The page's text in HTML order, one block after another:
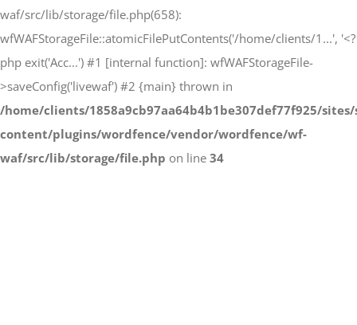
waf/src/lib/storage/file.php(658):
wfWAFStorageFile::atomicFilePutContents('/home/clients/1...', '<?
php exit('Acc...') #1 [internal function]: wfWAFStorageFile-
>saveConfig('livewaf') #2 {main} thrown in
/home/clients/1858a9cb97aa64b4b1be307def77f925/
content/plugins/wordfence/vendor/wordfence/wf-
waf/src/lib/storage/file.php on line 34